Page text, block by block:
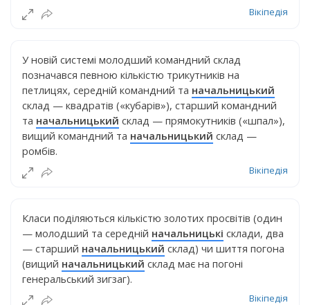
Вікіпедія
У новій системі молодший командний склад
позначався певною кількістю трикутників на
петлицях, середній командний та начальницький
склад — квадратів («кубарів»), старший командний
та начальницький склад — прямокутників («шпал»),
вищий командний та начальницький склад —
ромбів.
Вікіпедія
Класи поділяються кількістю золотих просвітів (один
— молодший та середній начальницькі склади, два
— старший начальницький склад) чи шиття погона
(вищий начальницький склад має на погоні
генеральський зигзаг).
Вікіпедія